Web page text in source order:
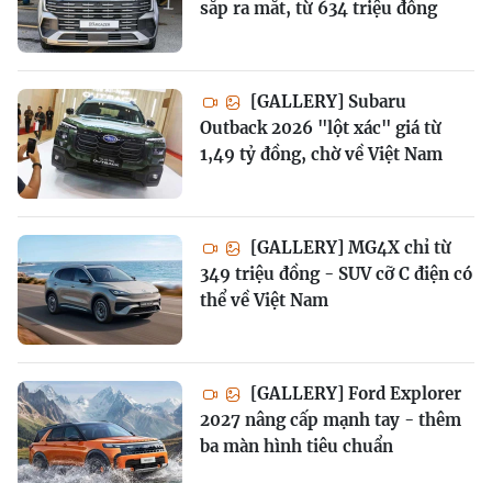
sắp ra mắt, từ 634 triệu đồng
[GALLERY] Subaru
Outback 2026 "lột xác" giá từ
1,49 tỷ đồng, chờ về Việt Nam
[GALLERY] MG4X chỉ từ
349 triệu đồng - SUV cỡ C điện có
thể về Việt Nam
[GALLERY] Ford Explorer
2027 nâng cấp mạnh tay - thêm
ba màn hình tiêu chuẩn